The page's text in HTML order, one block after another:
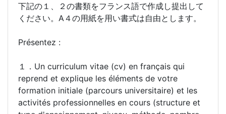
下記の１、２の書類をフランス語で作成し提出して
ください。A４の用紙を用い書式は自由とします。
Présentez :
１．Un curriculum vitae (cv) en français qui
reprend et explique les éléments de votre
formation initiale (parcours universitaire) et les
activités professionnelles en cours (structure et